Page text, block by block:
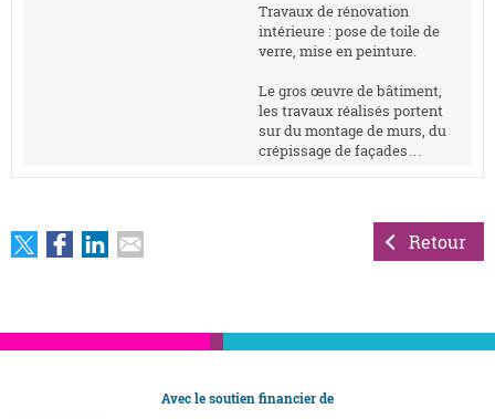
Travaux de rénovation
intérieure : pose de toile de
verre, mise en peinture.
Le gros œuvre de bâtiment,
les travaux réalisés portent
sur du montage de murs, du
crépissage de façades…
Retour
Avec le soutien financier de